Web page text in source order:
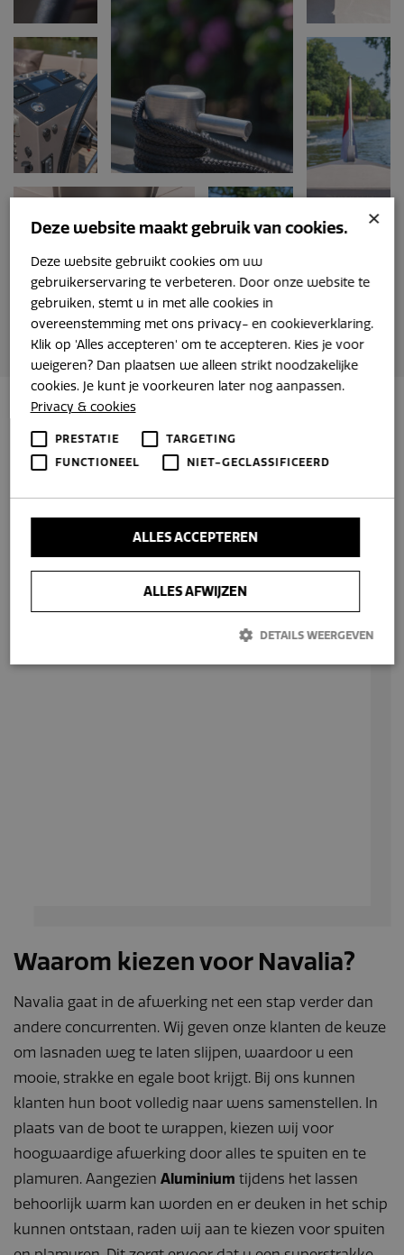
Waarom kiezen voor Navalia?
Navalia gaat in de afwerking net een stap verder dan
andere concurrenten. Wij geven onze klanten de keuze
om lasnaden weg te laten slijpen, waardoor u een
mooie, strakke en egale boot krijgt. Bij ons kunnen
klanten hun boot volledig naar wens samenstellen. In
plaats van de boot te wrappen, kiezen wij voor
hoogwaardige afwerking door alles te spuiten en te
plamuren. Aangezien Aluminium tijdens het lassen
behoorlijk warm kan worden en er deuken in het schip
kunnen ontstaan, raden wij aan te kiezen voor spuiten
×
Deze website maakt gebruik van cookies.
Deze website gebruikt cookies om uw
gebruikerservaring te verbeteren. Door onze website te
gebruiken, stemt u in met alle cookies in
overeenstemming met ons privacy- en cookieverklaring.
Klik op 'Alles accepteren' om te accepteren. Kies je voor
weigeren? Dan plaatsen we alleen strikt noodzakelijke
cookies. Je kunt je voorkeuren later nog aanpassen.
Privacy & cookies
PRESTATIE
TARGETING
FUNCTIONEEL
NIET-GECLASSIFICEERD
ALLES ACCEPTEREN
ALLES AFWIJZEN
DETAILS WEERGEVEN
deze bij en wordt
gebruikt om
houden.
_ga_Z6KTZXCFX6 .navaliaboten.nl 2 jaar
Deze cookie wordt
Google Analytics
te behouden.
_ga
Google LLC
2 jaar
Deze cookienaam
Google Universal
belangrijke update
algemeen gebruikte
Google. Deze
gebruikt om unieke